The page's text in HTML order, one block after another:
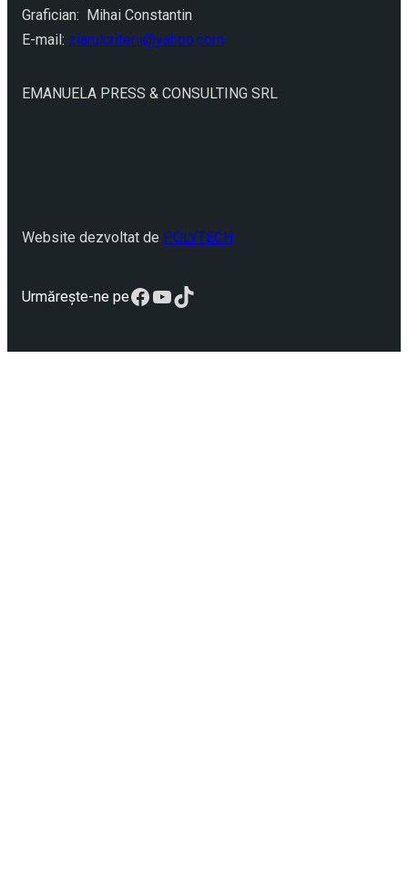
Grafician: Mihai Constantin
E-mail: ziarulcriterii@yahoo.com
EMANUELA PRESS & CONSULTING SRL
Website dezvoltat de POLYTECH
Urmărește-ne peFacebook
YouTube
TikTok